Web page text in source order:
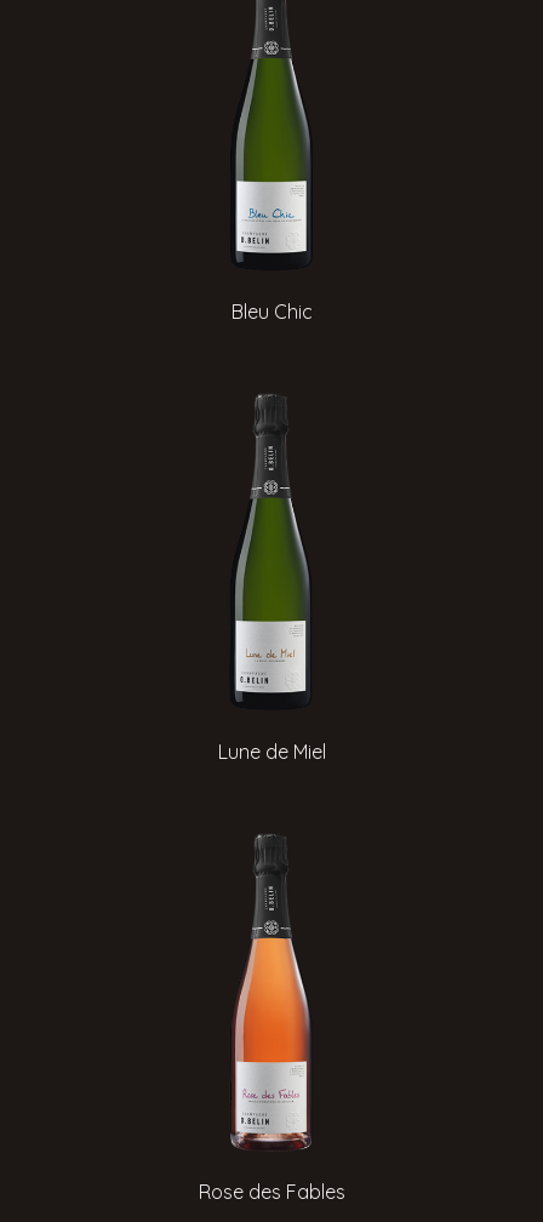
Bleu Chic
Lune de Miel
Rose des Fables